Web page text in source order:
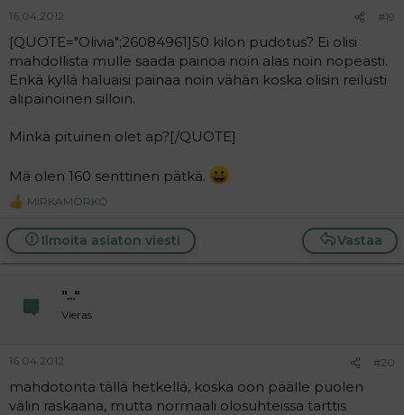
16.04.2012 #19
[QUOTE="Olivia";26084961]50 kilon pudotus? Ei olisi
mahdollista mulle saada painoa noin alas noin nopeasti.
Enkä kyllä haluaisi painaa noin vähän koska olisin reilusti
alipainoinen silloin.
Minkä pituinen olet ap?[/QUOTE]
Mä olen 160 senttinen pätkä.
R
a
c
t
MIRKAMÖRKÖ
Vastaa
Ilmoita asiaton viesti
"..."
Vieras
16.04.2012 #20
mahdotonta tällä hetkellä, koska oon päälle puolen
välin raskaana, mutta normaali olosuhteissa tarttis